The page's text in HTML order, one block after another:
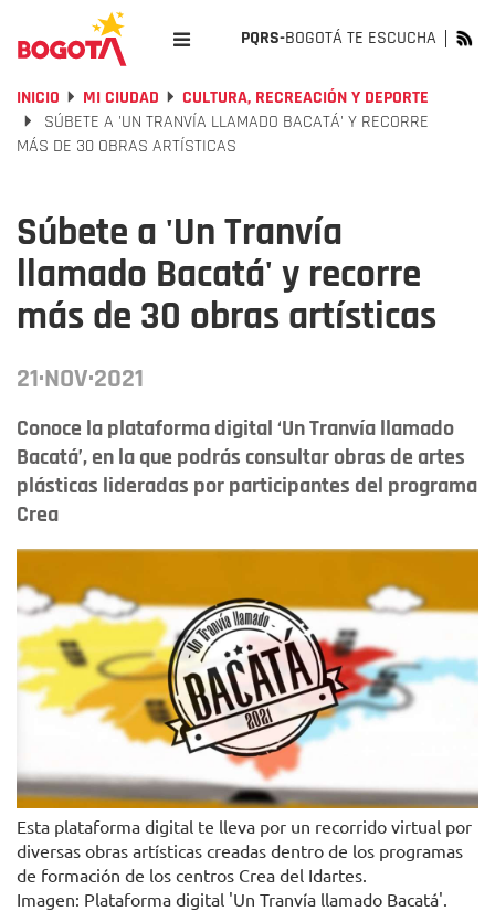
PQRS-BOGOTÁ TE ESCUCHA
INICIO MI CIUDAD
CULTURA, RECREACIÓN Y DEPORTE
SÚBETE A 'UN TRANVÍA LLAMADO BACATÁ' Y RECORRE
MÁS DE 30 OBRAS ARTÍSTICAS
Súbete a 'Un Tranvía
llamado Bacatá' y recorre
más de 30 obras artísticas
21·NOV·2021
Conoce la plataforma digital ‘Un Tranvía llamado
Bacatá’, en la que podrás consultar obras de artes
plásticas lideradas por participantes del programa
Crea
Esta plataforma digital te lleva por un recorrido virtual por
diversas obras artísticas creadas dentro de los programas
de formación de los centros Crea del Idartes.
Imagen: Plataforma digital 'Un Tranvía llamado Bacatá'.